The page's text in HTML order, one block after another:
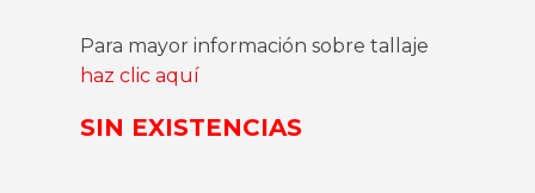
Para mayor información sobre tallaje
haz clic aquí
SIN EXISTENCIAS